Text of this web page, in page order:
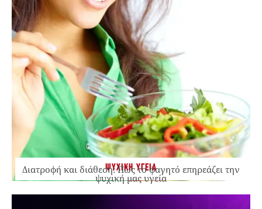
ΨΥΧΙΚΗ ΥΓΕΙΑ
Διατροφή και διάθεση: Πώς το φαγητό επηρεάζει την
ψυχική μας υγεία